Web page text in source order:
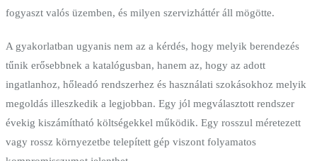
fogyaszt valós üzemben, és milyen szervizháttér áll mögötte.
A gyakorlatban ugyanis nem az a kérdés, hogy melyik berendezés
tűnik erősebbnek a katalógusban, hanem az, hogy az adott
ingatlanhoz, hőleadó rendszerhez és használati szokásokhoz melyik
megoldás illeszkedik a legjobban. Egy jól megválasztott rendszer
évekig kiszámítható költségekkel működik. Egy rosszul méretezett
vagy rossz környezetbe telepített gép viszont folyamatos